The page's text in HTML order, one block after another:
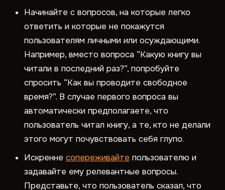
Начинайте с вопросов, на которые легко
ответить и которые не покажутся
пользователям личными или осуждающими.
Например, вместо вопроса “Какую книгу вы
читали в последний раз?”, попробуйте
спросить “Как вы проводите свободное
время?”. В случае первого вопроса вы
автоматически предполагаете, что
пользователь читал книгу, а те, кто не делали
этого могут почувствовать себя глупо.
Искренне сопереживайте пользователю и
задавайте ему релевантные вопросы.
Представьте, что пользователь сказал, что